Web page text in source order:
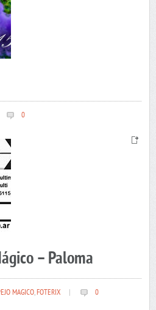
0
– Paloma
MAGICO,FOTERIX 0